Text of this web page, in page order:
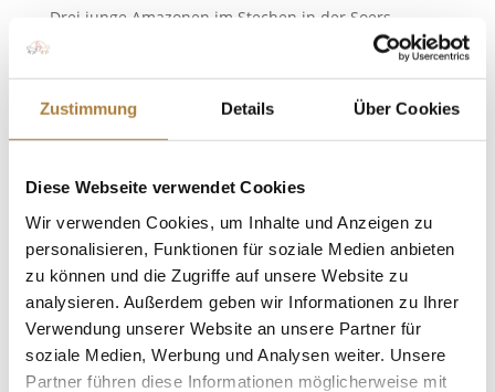
Zustimmung Details Über Cookies
Diese Webseite verwendet Cookies
Wir verwenden Cookies, um Inhalte und Anzeigen zu
personalisieren, Funktionen für soziale Medien anbieten
zu können und die Zugriffe auf unsere Website zu
analysieren. Außerdem geben wir Informationen zu Ihrer
Verwendung unserer Website an unsere Partner für
soziale Medien, Werbung und Analysen weiter. Unsere
Partner führen diese Informationen möglicherweise mit
Drei junge Amazonen im Stechen in der Soers
Aachen. Kendra Claricia Brinkop aus Neumünster
und Landbeschäler A la Carte NRW haben das Finale
von Deutschlands U25 Springpokal im Rahmen des
CHIO Aachen gewonnen. Im Stechen setzte sich
Brinkop vor Laura Jane Hackbarth...
Laura Klaphake im Siegerinterview nach
Etappen-Sieg in Balve
vonKim Kreling|04. Juni 2016 |Deutschlands U25
Springpokal, News